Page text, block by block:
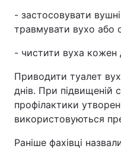
- застосовувати
травмувати вухо або
- чистити вуха кожен
Приводити туалет
днів. При підвищеній
профілактики
використовуються
Раніше фахівці